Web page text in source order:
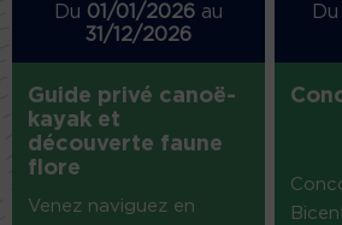
Du 01/01/2026au
31/12/2026
Guide privé canoë-
kayak et
découverte faune
flore
Venez naviguez en
Du